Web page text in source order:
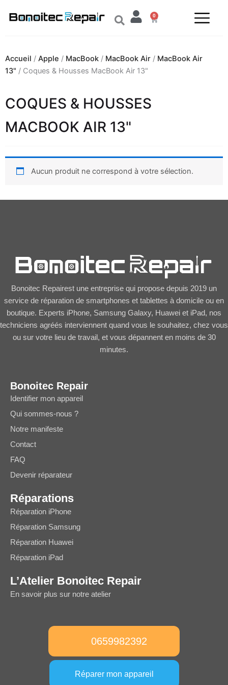
0
Panier
Accueil / Apple / MacBook / MacBook Air / MacBook Air
13" / Coques & Housses MacBook Air 13"
COQUES & HOUSSES
MACBOOK AIR 13"
Aucun produit ne correspond à votre sélection.
Bonoitec Repairest une entreprise qui propose depuis 2019 un
service de réparation de smartphones et tablettes à domicile ou en
boutique. Experts iPhone, Samsung Galaxy, Huawei et iPad, nos
techniciens agréés interviennent quand vous le souhaitez, chez vous
ou sur votre lieu de travail, et vous dépannent en moins de 30
minutes.
Bonoitec Repair
Identifier mon appareil
Qui sommes-nous ?
Notre manifeste
Contact
FAQ
Devenir réparateur
Réparations
Réparation iPhone
Réparation Samsung
Réparation Huawei
Réparation iPad
L’Atelier Bonoitec Repair
En savoir plus sur notre atelier
0659982392
Réparer mon appareil